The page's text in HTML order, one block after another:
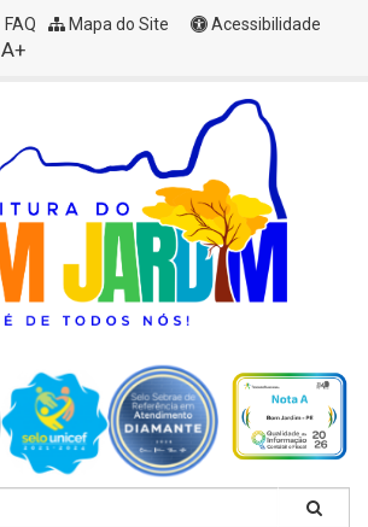
FAQ Mapa do Site
Acessibilidade
A+